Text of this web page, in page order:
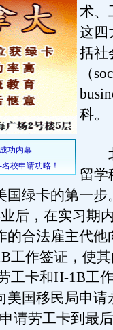
术、
这四
括社
（
科。
北
留学
国绿卡的第一步
后，在实习期
的合法雇主代他
工作签证，使
工卡和H-1B工
美国移民局申请
请劳工卡到最